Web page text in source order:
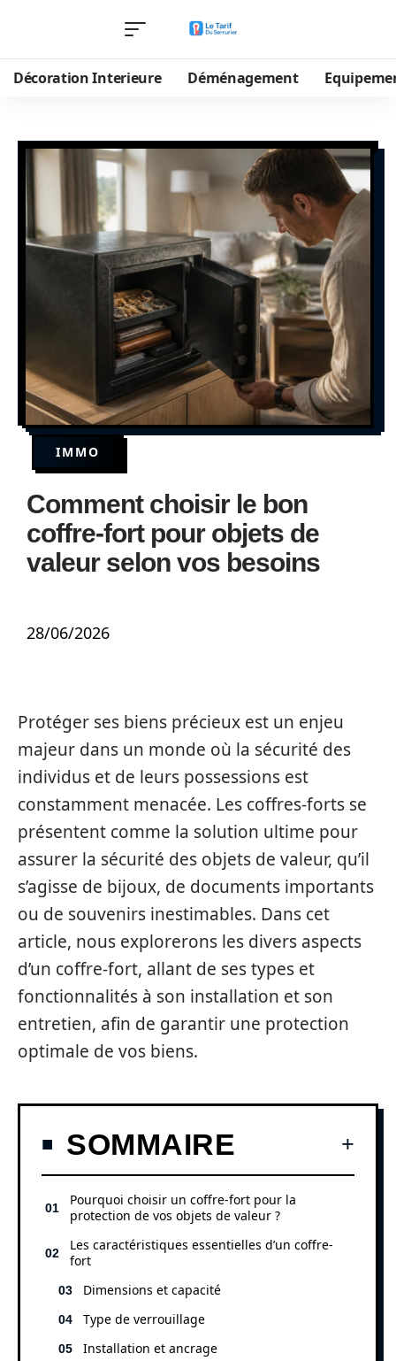
Décoration Interieure Déménagement
IMMO
Comment choisir le bon
coffre-fort pour objets de
valeur selon vos besoins
28/06/2026
Protéger ses biens précieux est un enjeu
majeur dans un monde où la sécurité des
individus et de leurs possessions est
constamment menacée. Les coffres-forts se
présentent comme la solution ultime pour
assurer la sécurité des objets de valeur, qu’il
s’agisse de bijoux, de documents importants
ou de souvenirs inestimables. Dans cet
article, nous explorerons les divers aspects
d’un coffre-fort, allant de ses types et
fonctionnalités à son installation et son
entretien, afin de garantir une protection
optimale de vos biens.
SOMMAIRE
Pourquoi choisir un coffre-fort pour la
protection de vos objets de valeur ?
Les caractéristiques essentielles d’un coffre-
fort
Dimensions et capacité
Type de verrouillage
Installation et ancrage